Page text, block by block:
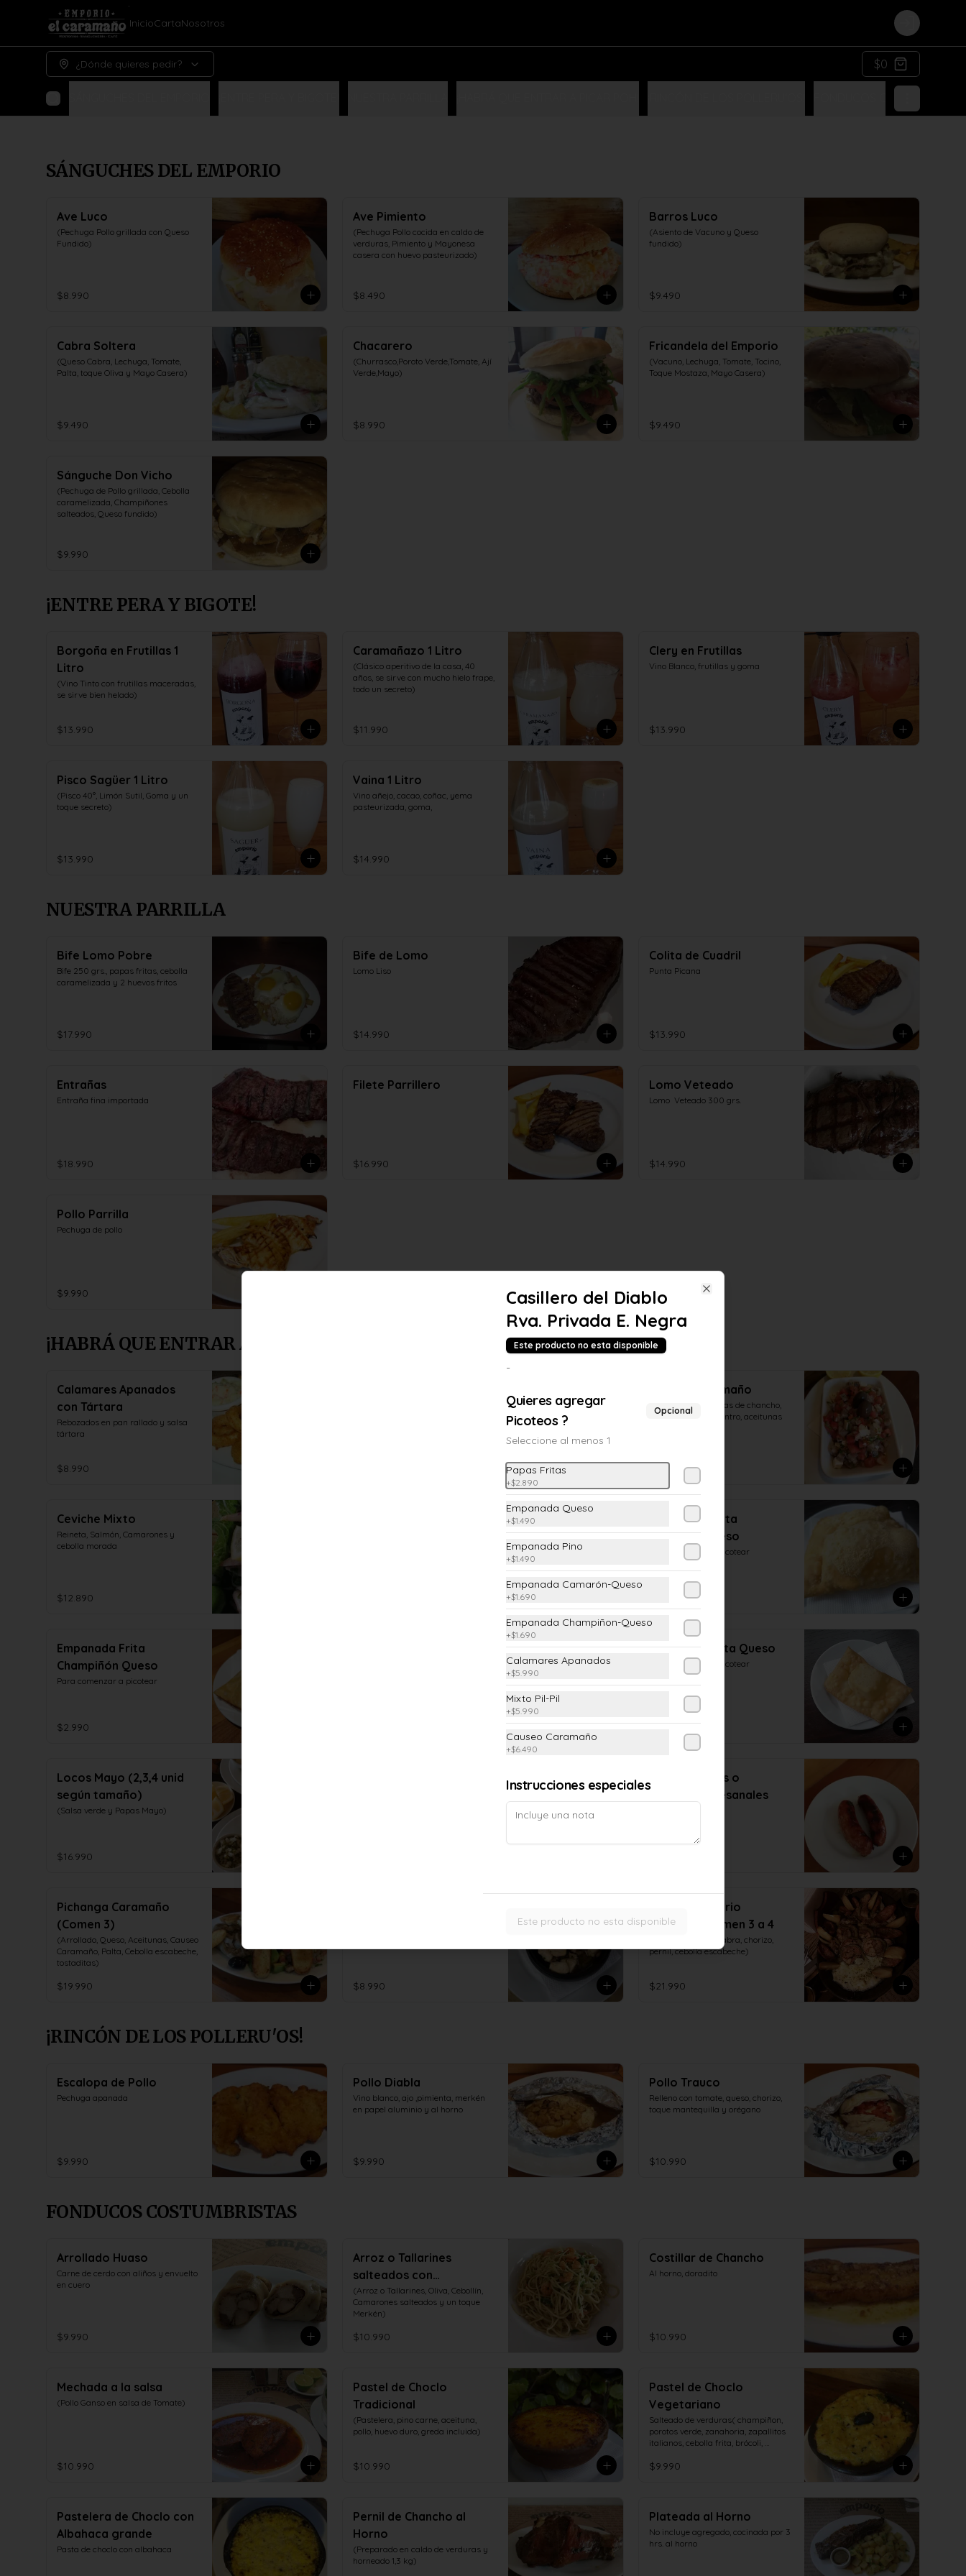
InicioCartaNosotros Login
¿Dónde quieres pedir? $0
SÁNGUCHES DEL EMPORIO
Ave Luco
(Pechuga Pollo grillada con Queso
Fundido)
$8.990
Ave Pimiento
(Pechuga Pollo cocida en caldo de
verduras, Pimiento y Mayonesa
casera con huevo pasteurizado)
$8.490
Barros Luco
(Asiento de Vacuno y Queso
fundido)
$9.490
Cabra Soltera
(Queso Cabra, Lechuga, Tomate,
Palta, toque Oliva y Mayo Casera)
$9.490
Chacarero
(Churrasco,Poroto Verde,Tomate, Ají
Verde,Mayo)
$8.990
Fricandela del Emporio
(Vacuno, Lechuga, Tomate, Tocino,
Toque Mostaza, Mayo Casera)
$9.490
Sánguche Don Vicho
(Pechuga de Pollo grillada, Cebolla
caramelizada, Champiñones
salteados, Queso fundido)
$9.990
¡ENTRE PERA Y BIGOTE!
Borgoña en Frutillas 1
Litro
(Vino Tinto con frutillas maceradas,
se sirve bien helado)
$13.990
Caramañazo 1 Litro
(Clásico aperitivo de la casa, 40
años, se sirve con mucho hielo frape,
todo un secreto)
$11.990
Clery en Frutillas
Vino Blanco, frutillas y goma
$13.990
Pisco Sagüer 1 Litro
(Pisco 40°, Limón Sutil, Goma y un
toque secreto)
$13.990
Vaina 1 Litro
Vino añejo, cacao, coñac, yema
pasteurizada, goma,
$14.990
NUESTRA PARRILLA
Bife Lomo Pobre
Bife 250 grs., papas fritas, cebolla
caramelizada y 2 huevos fritos
$17.990
Bife de Lomo
Lomo Liso
$14.990
Colita de Cuadril
Punta Picana
$13.990
Entrañas
Entraña fina importada
$18.990
Filete Parrillero
$16.990
Lomo Veteado
Lomo  Veteado 300 grs.
$14.990
Pollo Parrilla
Pechuga de pollo
$9.990
¡HABRÁ QUE ENTRAR A PICAR POH!
Calamares Apanados
con Tártara
Rebozados en pan rallado y salsa
tártara
$8.990
Causeo Caramaño
(Queso cabra, patitas de chancho,
tomate, cebolla, cilantro, aceitunas
$9.490
Ceviche Mixto
Reineta, Salmón, Camarones y
cebolla morada
$12.890
Empanada Frita
Camarón Queso
Para comenzar a picotear
Empanada Frita
Champiñón Queso
Para comenzar a picotear
$2.990
Empanada frita Queso
Para comenzar a picotear
$2.690
Locos Mayo (2,3,4 unid
según tamaño)
(Salsa verde y Papas Mayo)
$16.990
Par de Prietas o
Chorizos Artesanales
Pichanga Caramaño
(Comen 3)
(Arrollado, Queso, Aceitunas, Causeo
Caramaño, Palta, Cebolla escabeche,
tostaditas)
$19.990 $8.990
Surtido Emporio
(Caliente) comen 3 a 4
(Arrollado, queso cabra, chorizo,
pernil, cebolla escabeche)
$21.990
¡RINCÓN DE LOS POLLERU'OS!
Escalopa de Pollo
Pechuga apanada
$9.990
Pollo Diabla
Vino blanco, ajo ,pimienta, merkén
en papel aluminio y al horno
$9.990
Pollo Trauco
Relleno con tomate, queso, chorizo,
toque mantequilla y orégano
$10.990
FONDUCOS COSTUMBRISTAS
Arrollado Huaso
Carne de cerdo con aliños y envuelto
en cuero
$9.990
Arroz o Tallarines
salteados con
Camarones
(Arroz o Tallarines, Oliva, Cebollín,
Camarones salteados y un toque
Merkén)
$10.990
Costillar de Chancho
Al horno, doradito
$10.990
Mechada a la salsa
(Pollo Ganso en salsa de Tomate)
$10.990
Pastel de Choclo
Tradicional
(Pastelera, pino carne, aceituna,
pollo, huevo duro, greda incluida)
$10.990
Pastel de Choclo
Vegetariano
Salteado de verduras( champiñon,
porotos verde, zanahoria, zapallitos
italianos, cebolla frita, brócoli,
$9.990
Pastelera de Choclo con
Albahaca grande
Pasta de choclo con albahaca
Pernil de Chancho al
Horno
(Preparado en caldo de verduras y
horneado 1,3 kg)
Plateada al Horno
No incluye agregado, cocinada por 3
hrs. al horno
Casillero del Diablo
Rva. Privada E. Negra
Este producto no esta disponible
-
Quieres agregar
Picoteos ?
Opcional
Seleccione al menos 1
Papas Fritas
+$2.890
Empanada Queso
+$1.490
Empanada Pino
+$1.490
Empanada Camarón-Queso
+$1.690
Empanada Champiñon-Queso
+$1.690
Calamares Apanados
+$5.990
Mixto Pil-Pil
+$5.990
Causeo Caramaño
+$6.490
Instrucciones especiales
Este producto no esta disponible